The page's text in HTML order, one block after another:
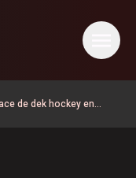
de dek hockey en
éolien dans la